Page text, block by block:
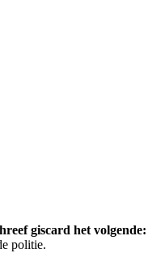
giscard het volgende:
politie.